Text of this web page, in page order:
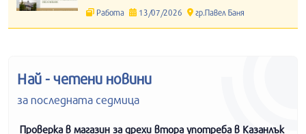
Работа 13/07/2026 гр.Павел Баня
Най - четени новини
за последната седмица
Проверка в магазин за дрехи втора употреба в Казанлък